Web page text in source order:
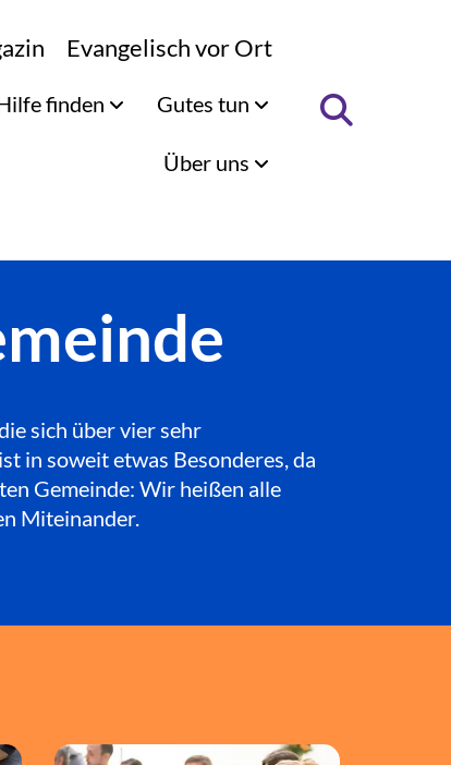
Evangelisch vor Ort
finden Gutes tun
Über uns
sich über vier sehr
in soweit etwas Besonderes, da
Gemeinde: Wir heißen alle
Miteinander.